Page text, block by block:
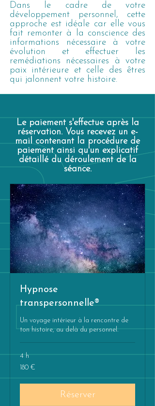
Dans le cadre de votre
développement personnel, cette
approche est idéale car elle vous
fait remonter à la conscience des
informations nécessaire à votre
évolution et effectuer les
remédiations nécessaires à votre
paix intérieure et celle des êtres
qui jalonnent votre histoire.
Le paiement s'effectue après la
réservation. Vous recevez un e-
mail contenant la procédure de
paiement ainsi qu'un explicatif
détaillé du déroulement de la
séance.
Hypnose
transpersonnelle®
Un voyage intérieur à la rencontre de
ton histoire, au delà du personnel.
4 h
180
euros
180 €
Réserver